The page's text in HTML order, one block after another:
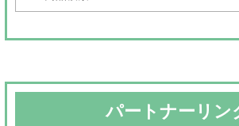
象:
パートナーリン